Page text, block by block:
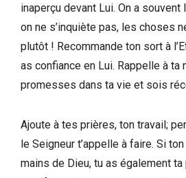
inaperçu devant Lui. On a souvent
on ne s’inquiète pas, les choses
plutôt ! Recommande ton sort à
as confiance en Lui. Rappelle à ta
promesses dans ta vie et sois
Ajoute à tes prières, ton travail;
le Seigneur t’appelle à faire. Si
mains de Dieu, tu as également ta